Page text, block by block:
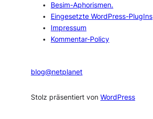
Besim-Aphorismen.
Eingesetzte WordPress-PlugIns
Impressum
Kommentar-Policy
blog@netplanet
Stolz präsentiert vonWordPress